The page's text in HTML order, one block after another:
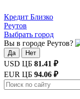
Кредит Близко
Реутов
Выбрать город
Вы в городе Реутов?
Да Нет
USD ЦБ 81.41 ₽
EUR ЦБ 94.06 ₽